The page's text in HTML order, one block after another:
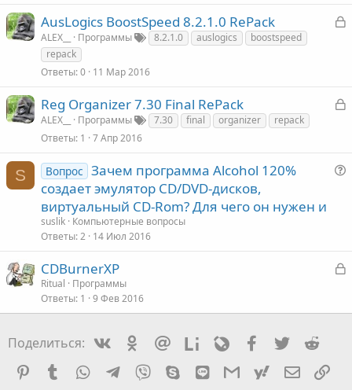
З
т
AusLogics BoostSpeed 8.2.1.0 RePack
ALEX__ Программы 8.2.1.0 auslogics
boostspeed
repack
Ответы 0 11 Мар 2016
З
Reg Organizer 7.30 Final RePack
ALEX__ Программы 7.30 final organizer
repack
Ответы 1 7 Апр 2016
S
В
Вопрос Зачем программа Alcohol 120%
создает эмулятор CD/DVD-дисков,
виртуальный СD-Rom? Для чего он нужен и
suslik Компьютерные вопросы
Ответы 2 14 Июл 2016
З
р
CDBurnerXP
Ritual
Программы
Ответы 1 9 Фев 2016
Поделиться: VkontakteOdnoklassniki
Mail.ruLiveinternetLivejournalFacebook
Twitter
Pinterest
Tumblr WhatsAppTelegram
Viber Skype LineGmailyahoomail